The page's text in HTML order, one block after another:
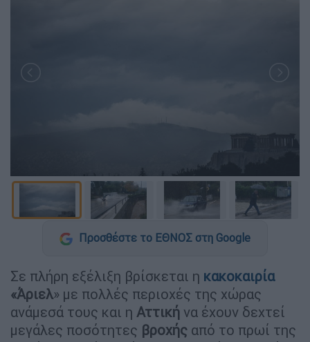
Προσθέστε το ΕΘΝΟΣ στη Google
Σε πλήρη εξέλιξη βρίσκεται η κακοκαιρία
«Άριελ» με πολλές περιοχές της χώρας
ανάμεσά τους και η Αττική να έχουν δεχτεί
μεγάλες ποσότητες βροχής από το πρωί της